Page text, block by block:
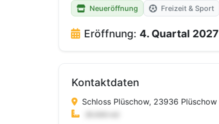
Neueröffnung Freizeit & Sport
Eröffnung: 4. Quartal 2027
Kontaktdaten
Schloss Plüschow, 23936 Plüschow